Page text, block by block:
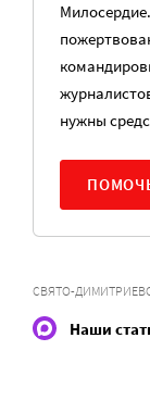
нужны
СВЯТО-
Наши